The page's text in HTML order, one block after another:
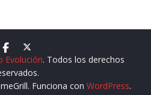
Evolución. Todos los derechos
Funciona con WordPress.